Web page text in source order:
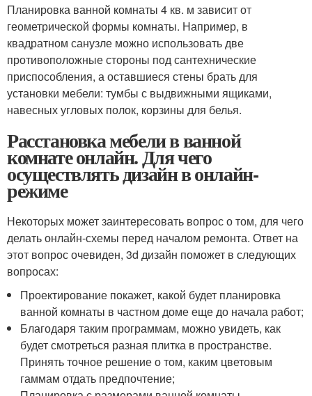
Планировка ванной комнаты 4 кв. м зависит от
геометрической формы комнаты. Например, в
квадратном санузле можно использовать две
противоположные стороны под сантехнические
приспособления, а оставшиеся стены брать для
установки мебели: тумбы с выдвижными ящиками,
навесных угловых полок, корзины для белья.
Расстановка мебели в ванной
комнате онлайн. Для чего
осуществлять дизайн в онлайн-
режиме
Некоторых может заинтересовать вопрос о том, для чего
делать онлайн-схемы перед началом ремонта. Ответ на
этот вопрос очевиден, 3d дизайн поможет в следующих
вопросах:
Проектирование покажет, какой будет планировка
ванной комнаты в частном доме еще до начала работ;
Благодаря таким программам, можно увидеть, как
будет смотреться разная плитка в пространстве.
Принять точное решение о том, каким цветовым
гаммам отдать предпочтение;